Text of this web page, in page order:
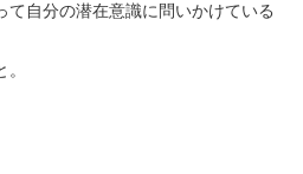
て自分の潜在意識に問いかけている